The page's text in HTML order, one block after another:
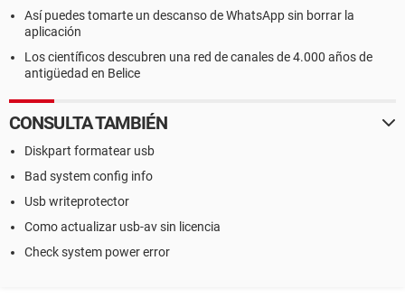
Así puedes tomarte un descanso de WhatsApp sin borrar la
aplicación
Los científicos descubren una red de canales de 4.000 años de
antigüedad en Belice
CONSULTA TAMBIÉN
Diskpart formatear usb
Bad system config info
Usb writeprotector
Como actualizar usb-av sin licencia
Check system power error